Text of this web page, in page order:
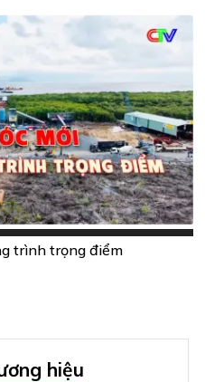
trình trọng điểm
hiệu